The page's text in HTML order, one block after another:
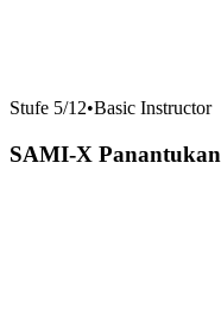
Stufe 5/12•Basic Instructor
SAMI-X Panantukan